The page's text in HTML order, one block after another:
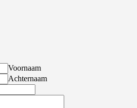
Voornaam
Achternaam